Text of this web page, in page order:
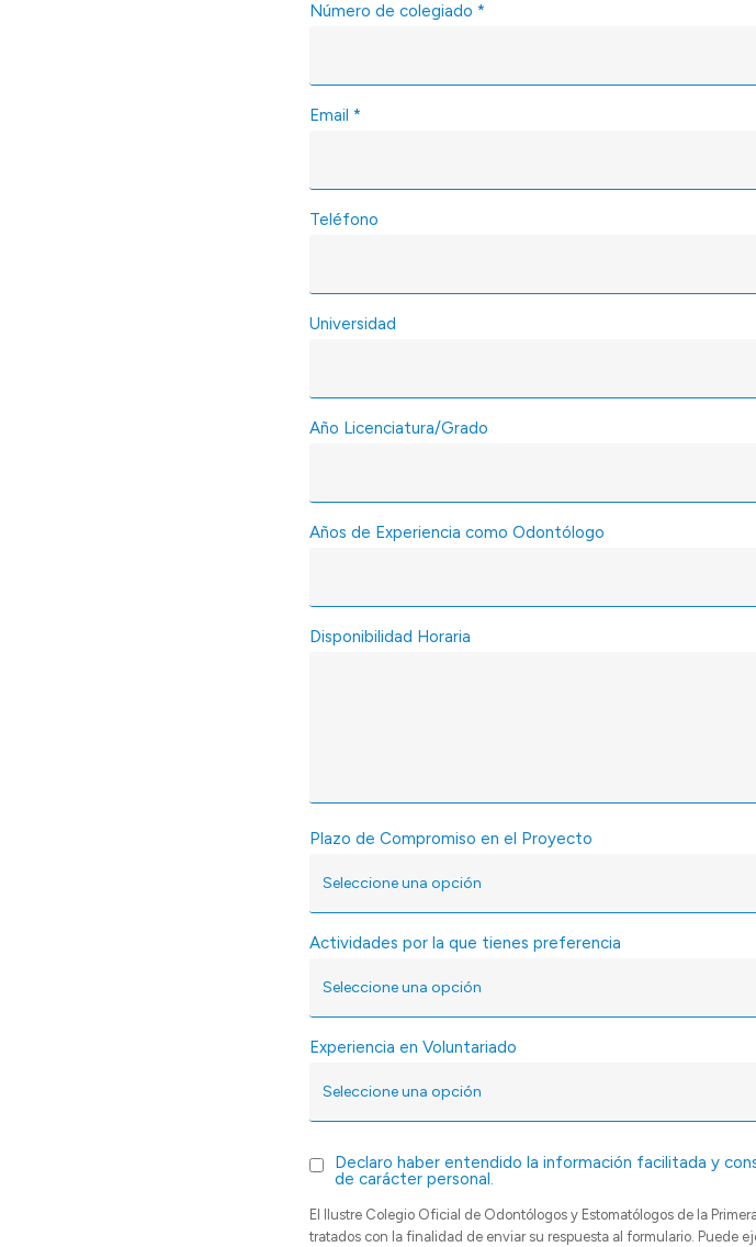
Número de colegiado *
Email *
Teléfono
Universidad
Año Licenciatura/Grado
Años de Experiencia como Odontólogo
Disponibilidad Horaria
Plazo de Compromiso en el Proyecto
Actividades por la que tienes preferencia
Experiencia en Voluntariado
Declaro haber entendido la información facilitada y
de carácter personal.
El Ilustre Colegio Oficial de Odontólogos y Estomatólogos de la
tratados con la finalidad de enviar su respuesta al formulario. Puede